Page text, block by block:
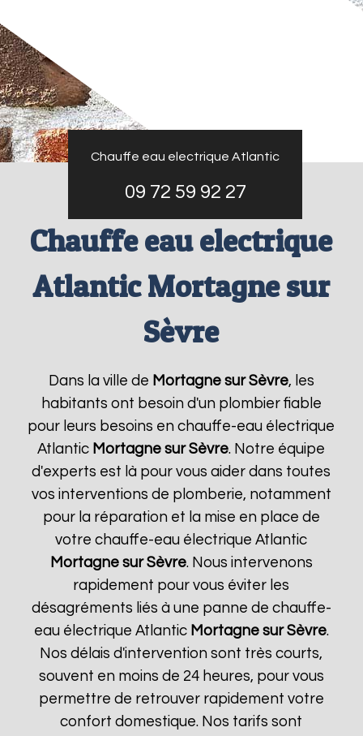
Chauffe eau electrique Atlantic
09 72 59 92 27
Chauffe eau electrique
Atlantic Mortagne sur
Sèvre
Dans la ville de Mortagne sur Sèvre, les
habitants ont besoin d'un plombier fiable
pour leurs besoins en chauffe-eau électrique
Atlantic Mortagne sur Sèvre. Notre équipe
d'experts est là pour vous aider dans toutes
vos interventions de plomberie, notamment
pour la réparation et la mise en place de
votre chauffe-eau électrique Atlantic
Mortagne sur Sèvre. Nous intervenons
rapidement pour vous éviter les
désagréments liés à une panne de chauffe-
eau électrique Atlantic Mortagne sur Sèvre.
Nos délais d'intervention sont très courts,
souvent en moins de 24 heures, pour vous
permettre de retrouver rapidement votre
confort domestique. Nos tarifs sont